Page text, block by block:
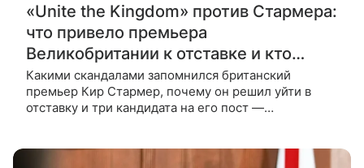
«Unite the Kingdom» против Стармера:
что привело премьера
Великобритании к отставке и кто
займет его кресло
Какими скандалами запомнился британский
премьер Кир Стармер, почему он решил уйти в
отставку и три кандидата на его пост —